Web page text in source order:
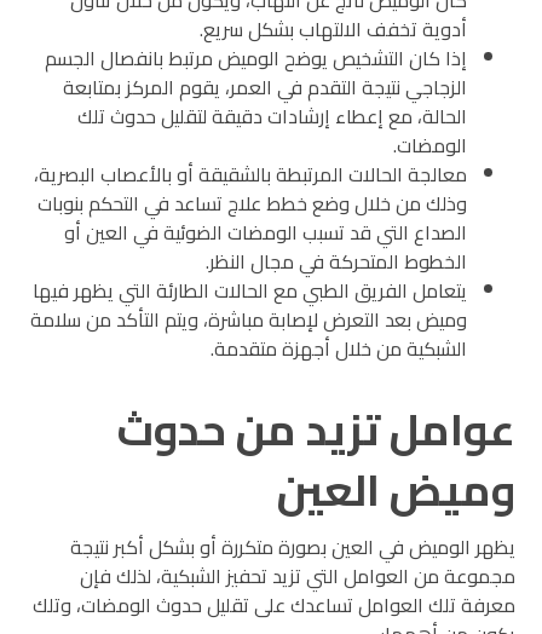
أدوية تخفف الالتهاب بشكل سريع.
إذا كان التشخيص يوضح الوميض مرتبط بانفصال الجسم
الزجاجي نتيجة التقدم في العمر، يقوم المركز بمتابعة
الحالة، مع إعطاء إرشادات دقيقة لتقليل حدوث تلك
الومضات.
معالجة الحالات المرتبطة بالشقيقة أو بالأعصاب البصرية،
وذلك من خلال وضع خطط علاج تساعد في التحكم بنوبات
الصداع التي قد تسبب الومضات الضوئية في العين أو
الخطوط المتحركة في مجال النظر.
يتعامل الفريق الطبي مع الحالات الطارئة التي يظهر فيها
وميض بعد التعرض لإصابة مباشرة، ويتم التأكد من سلامة
الشبكية من خلال أجهزة متقدمة.
عوامل تزيد من حدوث
وميض العين
يظهر الوميض في العين بصورة متكررة أو بشكل أكبر نتيجة
مجموعة من العوامل التي تزيد تحفيز الشبكية، لذلك فإن
معرفة تلك العوامل تساعدك على تقليل حدوث الومضات، وتلك